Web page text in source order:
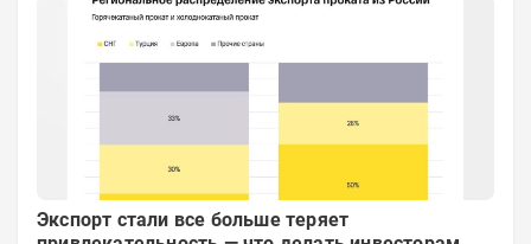
Экспорт стали все больше теряет